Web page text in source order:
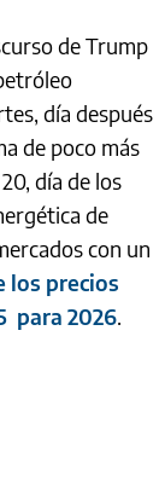
de Trump
día después
de poco más
día de los
de
con un
los precios
para 2026.